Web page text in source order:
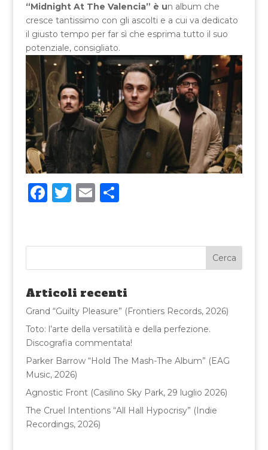
“Midnight At The Valencia” è un album che
cresce tantissimo con gli ascolti e a cui va dedicato
il giusto tempo per far sì che esprima tutto il suo
potenziale, consigliato.
F
e
b
o
o
k
T
te
r
E
l
C
di
vi
di
Articoli recenti
Grand “Guilty Pleasure” (Frontiers Records, 2026)
Toto: l’arte della versatilità e della perfezione.
Discografia commentata!
Parker Barrow “Hold The Mash-The Album” (EAG
Music, 2026)
Agnostic Front (Casilino Sky Park, 29 luglio 2026)
The Cruel Intentions “All Hall Hypocrisy” (Indie
Recordings, 2026)